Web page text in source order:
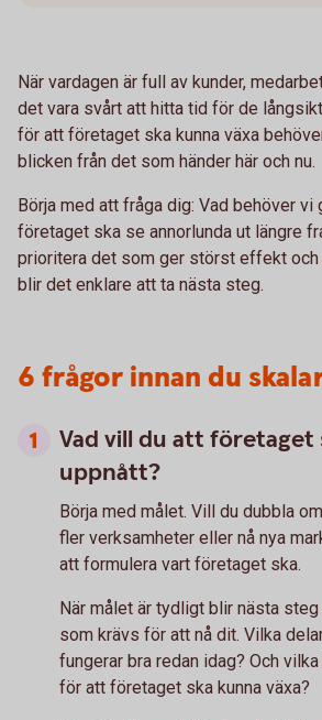
När vardagen är full av kunder,
det vara svårt att hitta tid för de
för att företaget ska kunna växa
blicken från det som händer här och nu.
Börja med att fråga dig: Vad behöver vi
företaget ska se annorlunda ut längre
prioritera det som ger störst effekt och
blir det enklare att ta nästa steg.
6 frågor innan du
Vad vill du att företaget
uppnått?
Börja med målet. Vill du dubbla
fler verksamheter eller nå nya
att formulera vart företaget ska.
När målet är tydligt blir nästa
som krävs för att nå dit. Vilka
fungerar bra redan idag? Och
för att företaget ska kunna växa?